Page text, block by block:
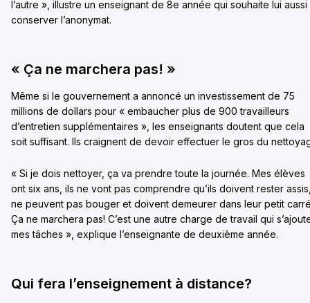
l’autre », illustre un enseignant de 8e année qui souhaite lui aussi
conserver l’anonymat.
« Ça ne marchera pas! »
Même si le gouvernement a annoncé un investissement de 75
millions de dollars pour « embaucher plus de 900 travailleurs
d’entretien supplémentaires », les enseignants doutent que cela
soit suffisant. Ils craignent de devoir effectuer le gros du
« Si je dois nettoyer, ça va prendre toute la journée. Mes élèves
ont six ans, ils ne vont pas comprendre qu’ils doivent rester
ne peuvent pas bouger et doivent demeurer dans leur petit
Ça ne marchera pas! C’est une autre charge de travail qui
mes tâches », explique l’enseignante de deuxième année.
Qui fera l’enseignement à distance?